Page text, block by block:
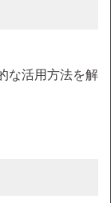
な活用方法を解